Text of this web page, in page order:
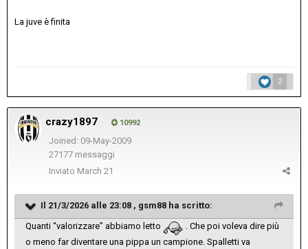
La juve è finita
2
crazy1897 10992
Joined: 09-May-2009
27177 messaggi
Inviato March 21
Il 21/3/2026 alle 23:08 , gsm88 ha scritto:
Quanti “valorizzare” abbiamo letto
. Che poi voleva dire più
o meno far diventare una pippa un campione. Spalletti va